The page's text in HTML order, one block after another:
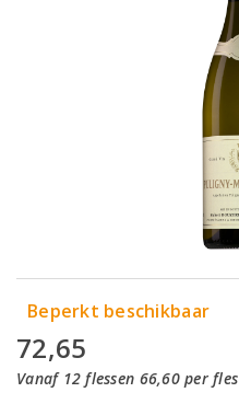
Beperkt beschikbaar
72,65
Vanaf 12 flessen 66,60 per fles